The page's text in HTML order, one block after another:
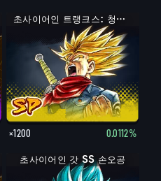
초사이어인 트랭크스: 청년기 (분노)
×1200 0.0112%
초사이어인 갓 SS 손오공